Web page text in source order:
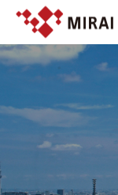
NEWS
TECHNOLOGY
SERVICE